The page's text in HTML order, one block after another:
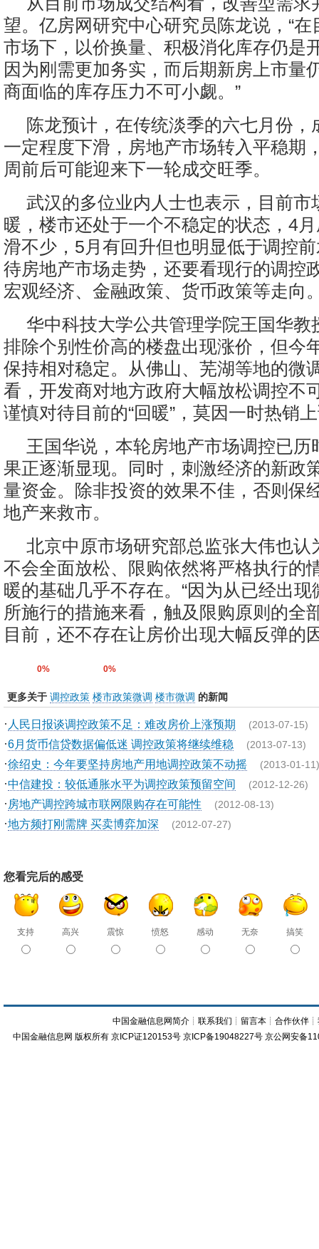
望。亿房网研究中心研究员陈龙说，“
市场下，以价换量、积极消化库存仍是
因为刚需更加务实，而后期新房上市量
商面临的库存压力不可小觑。”
陈龙预计，在传统淡季的六七月份，
一定程度下滑，房地产市场转入平稳期
周前后可能迎来下一轮成交旺季。
武汉的多位业内人士也表示，目前市
暖，楼市还处于一个不稳定的状态，4
滑不少，5月有回升但也明显低于调控
待房地产市场走势，还要看现行的调控
宏观经济、金融政策、货币政策等走向
华中科技大学公共管理学院王国华教
排除个别性价高的楼盘出现涨价，但今
保持相对稳定。从佛山、芜湖等地的微
看，开发商对地方政府大幅放松调控不
谨慎对待目前的“回暖”，莫因一时热销
王国华说，本轮房地产市场调控已历
果正逐渐显现。同时，刺激经济的新政
量资金。除非投资的效果不佳，否则保
地产来救市。
北京中原市场研究部总监张大伟也认
不会全面放松、限购依然将严格执行的
暖的基础几乎不存在。“因为从已经出
所施行的措施来看，触及限购原则的全
目前，还不存在让房价出现大幅反弹的
0% 0%
更多关于 调控政策 楼市政策微调 楼市微调 的新闻
· 人民日报谈调控政策不足：难改房价上涨预期 (2013-07-15)
·6月货币信贷数据偏低迷 调控政策将继续维稳 (2013-07-13)
·徐绍史：今年要坚持房地产用地调控政策不动摇 (2013-01-11)
·中信建投：较低通胀水平为调控政策预留空间 (2012-12-26)
· 房地产调控跨城市联网限购存在可能性 (2012-08-13)
·地方频打刚需牌 买卖博弈加深 (2012-07-27)
您看完后的感受
支持 高兴 震惊 愤怒 感动 无奈 搞笑
中国金融信息网简介 ┊联系我们 ┊ 留言本 ┊合作伙伴 ┊
中国金融信息网 版权所有 京ICP证120153号 京ICP备19048227号 京公网安备